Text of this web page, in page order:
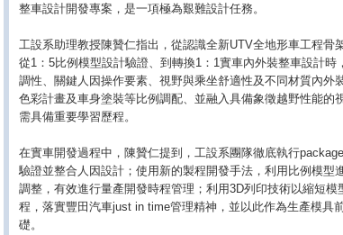
整車設計開發專案，是一項極為艱難設計任務。
工設系助理教授陳贊仁指出，從認識全新UTV全地形車工程骨
從1：5比例模型設計驗證、到轉換1：1實車內外裝整車設計時
調性、關鍵人因操作要素、視野與乘坐舒適性及不同材質內外
色彩計畫及車身塗裝等比例調配、並融入具備象徵越野性能的
需具備重要學習歷程。
在實車開發過程中，陳贊仁提到，工設系團隊徹底執行
驗證並整合人因設計；使用新的製程開發手法，利用比例模型
調整，有效進行量產開發時程管理；利用3D列印技術以縮短模
程，落實豐田汽車just in time管理精神，並以此作為生產模具
礎。